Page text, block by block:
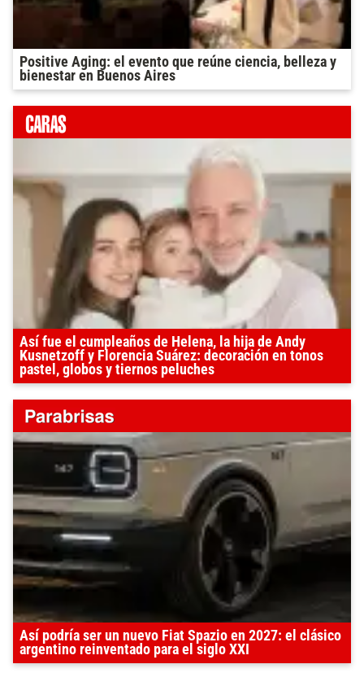
Positive Aging: el evento que reúne ciencia, belleza y
bienestar en Buenos Aires
Así fue el cumpleaños de Helena, la hija de Andy
Kusnetzoff y Florencia Suárez: decoración en tonos
pastel, globos y tiernos peluches
Así podría ser un nuevo Fiat Spazio en 2027: el clásico
argentino reinventado para el siglo XXI